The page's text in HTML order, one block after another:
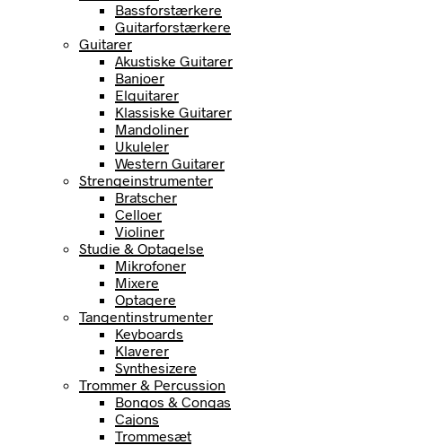
Bassforstærkere
Guitarforstærkere
Guitarer
Akustiske Guitarer
Banjoer
Elguitarer
Klassiske Guitarer
Mandoliner
Ukuleler
Western Guitarer
Strengeinstrumenter
Bratscher
Celloer
Violiner
Studie & Optagelse
Mikrofoner
Mixere
Optagere
Tangentinstrumenter
Keyboards
Klaverer
Synthesizere
Trommer & Percussion
Bongos & Congas
Cajons
Trommesæt